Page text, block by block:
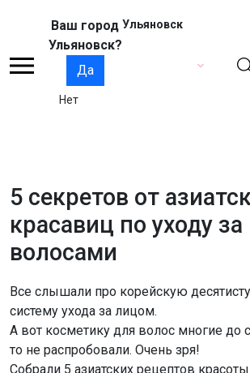
Ваш город
Ульяновск?
Да
Нет
Ульяновск
5 секретов от
красавиц по уходу за
волосами
Все слышали про корейскую
систему ухода за лицом.
А вот косметику для волос многие до
то не распробовали. Очень зря!
Собрали 5 азиатских рецептов